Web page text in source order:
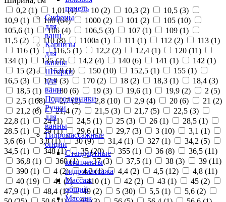
панель
Сифоны
для
ванн
Карнизы
для
ванны
Шторки
для
ванн
Подголовники
Ручки
для
ванны
Гидромассажные
опции
Стандартные
комплекты
гидромассажа
Массаж
общий
Массаж
0,2 (1) 1,01 (1) 10 (2) 10,3 (2) 10,5 (3)
10,9 (1) 100 (64) 1000 (2) 101 (2) 105 (10)
105,6 (1) 106 (4) 106,5 (3) 107 (1) 109 (1)
11,5 (2) 110 (8) 1100а (1) 111 (1) 112 (2) 113 (1)
116 (1) 116,5 (1) 12,2 (2) 12,4 (1) 120 (11)
134 (1) 135 (2) 14,2 (4) 140 (6) 141 (1) 142 (1)
15 (2) 15,9 (1) 150 (10) 152,5 (1) 155 (1)
16,5 (3) 17,9 (3) 170 (2) 18 (2) 18,3 (1) 18,4 (3)
18,5 (1) 180 (6) 19 (3) 19,6 (1) 19,9 (2) 2 (5)
2,5 (108) 2,7 (2) 2,8 (10) 2,9 (4) 20 (6) 21 (2)
21,2 (6) 21,4 (7) 21,5 (3) 21,7 (5) 22,5 (3)
22,8 (1) 24 (1) 24,5 (1) 25 (3) 26 (1) 28,5 (1)
28.5 (1) 29 (1) 29,6 (1) 29,7 (3) 3 (10) 3,1 (1)
3,6 (6) 3,8 (1) 30 (9) 31,4 (1) 327 (1) 34,2 (5)
34,5 (1) 348 (1) 35 (20) 355 (1) 36 (8) 36,5 (11)
36,8 (1) 360 (1) 37 (3) 37,5 (1) 38 (3) 39 (11)
390 (1) 4 (2) 4,2 (1) 4,4 (2) 4,5 (12) 4,8 (11)
40 (19) 41 (2) 410 (1) 42 (2) 43 (1) 45 (2)
47,9 (1) 48,4 (1) 49 (2) 5 (30) 5,5 (1) 5,6 (2)